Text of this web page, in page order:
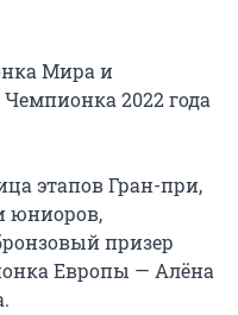
Мира и
2022 года
этапов Гран-при,
юниоров,
призер
Европы — Алёна